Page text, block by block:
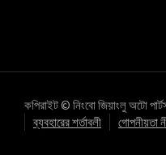
কপিরাইট © নিংবো জিয়াংলু অটো
ব্যবহারের শর্তাবলী
গোপনীয়তা